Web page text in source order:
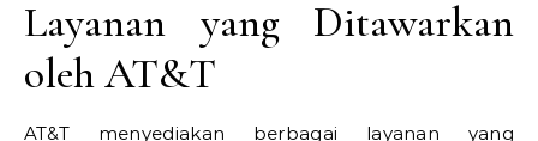
Layanan yang Ditawarkan
oleh AT&T
AT&T menyediakan berbagai layanan yang